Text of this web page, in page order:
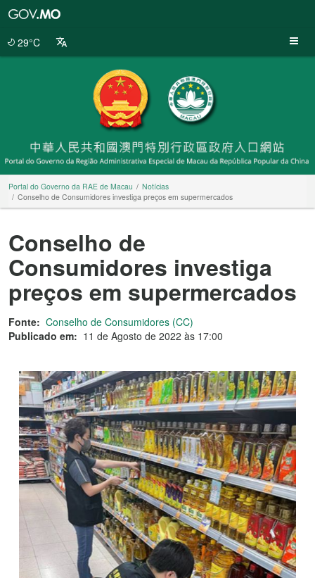
29°C
Portal do Governo da RAE de Macau
Notícias
Conselho de Consumidores investiga preços em supermercados
Conselho de
Consumidores investiga
preços em supermercados
Fonte: Conselho de Consumidores (CC)
Publicado em: 11 de Agosto de 2022 às 17:00